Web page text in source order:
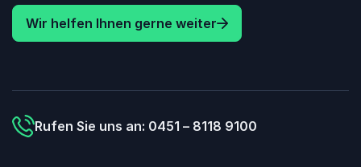
Wir helfen Ihnen gerne weiter
Rufen Sie uns an: 0451 – 8118 9100